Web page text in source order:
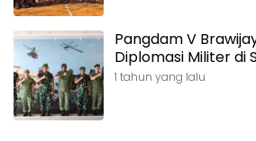
Pangdam V
Diplomasi Militer di
1 tahun yang lalu